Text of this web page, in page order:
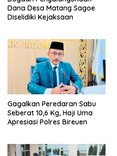
Dana Desa Matang Sagoe
Diselidiki Kejaksaan
Gagalkan Peredaran Sabu
Seberat 10,6 Kg, Haji Uma
Apresiasi Polres Bireuen